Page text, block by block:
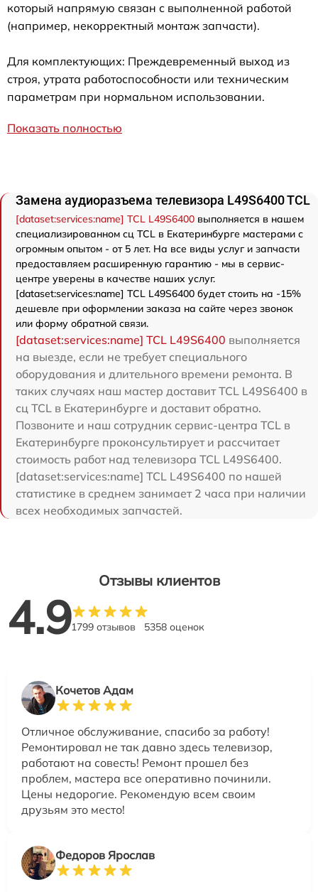
который напрямую связан с выполненной работой
(например, некорректный монтаж запчасти).
Для комплектующих: Преждевременный выход из
строя, утрата работоспособности или техническим
параметрам при нормальном использовании.
Показать полностью
Замена аудиоразъема телевизора L49S6400 TCL
[dataset:services:name] TCL L49S6400 выполняется в нашем
специализированном сц TCL в Екатеринбурге мастерами с
огромным опытом - от 5 лет. На все виды услуг и запчасти
предоставляем расширенную гарантию - мы в сервис-
центре уверены в качестве наших услуг.
[dataset:services:name] TCL L49S6400 будет стоить на -15%
дешевле при оформлении заказа на сайте через звонок
или форму обратной связи.
[dataset:services:name] TCL L49S6400 выполняется
на выезде, если не требует специального
оборудования и длительного времени ремонта. В
таких случаях наш мастер доставит TCL L49S6400 в
сц TCL в Екатеринбурге и доставит обратно.
Позвоните и наш сотрудник сервис-центра TCL в
Екатеринбурге проконсультирует и рассчитает
стоимость работ над телевизора TCL L49S6400.
[dataset:services:name] TCL L49S6400 по нашей
статистике в среднем занимает 2 часа при наличии
всех необходимых запчастей.
Отзывы клиентов
4.91799 отзывов 5358 оценок
Кочетов Адам
Отличное обслуживание, спасибо за работу!
Ремонтировал не так давно здесь телевизор,
работают на совесть! Ремонт прошел без
проблем, мастера все оперативно починили.
Цены недорогие. Рекомендую всем своим
друзьям это место!
Федоров Ярослав